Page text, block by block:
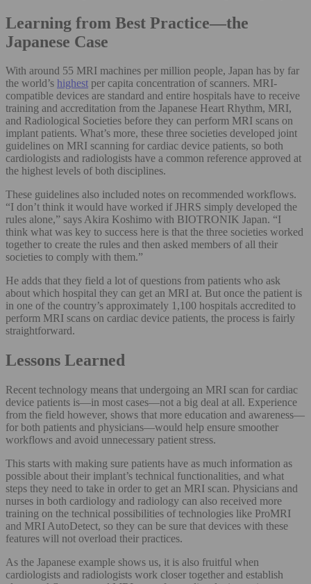
Learning from Best Practice—the
Japanese Case
With around 55 MRI machines per million people, Japan has by far
the world’s highest per capita concentration of scanners. MRI-
compatible devices are standard and entire hospitals have to receive
training and accreditation from the Japanese Heart Rhythm, MRI,
and Radiological Societies before they can perform MRI scans on
implant patients. What’s more, these three societies developed joint
guidelines on MRI scanning for cardiac device patients, so both
cardiologists and radiologists have a common reference approved at
the highest levels of both disciplines.
These guidelines also included notes on recommended workflows.
“I don’t think it would have worked if JHRS simply developed the
rules alone,” says Akira Koshimo with BIOTRONIK Japan. “I
think what was key to success here is that the three societies worked
together to create the rules and then asked members of all their
societies to comply with them.”
He adds that they field a lot of questions from patients who ask
about which hospital they can get an MRI at. But once the patient is
in one of the country’s approximately 1,100 hospitals accredited to
perform MRI scans on cardiac device patients, the process is fairly
straightforward.
Lessons Learned
Recent technology means that undergoing an MRI scan for cardiac
device patients is—in most cases—not a big deal at all. Experience
from the field however, shows that more education and awareness—
for both patients and physicians—would help ensure smoother
workflows and avoid unnecessary patient stress.
This starts with making sure patients have as much information as
possible about their implant’s technical functionalities, and what
steps they need to take in order to get an MRI scan. Physicians and
nurses in both cardiology and radiology can also received more
training on the technical possibilities of technologies like ProMRI
and MRI AutoDetect, so they can be sure that devices with these
features will not overload their practices.
As the Japanese example shows us, it is also fruitful when
cardiologists and radiologists work closer together and establish